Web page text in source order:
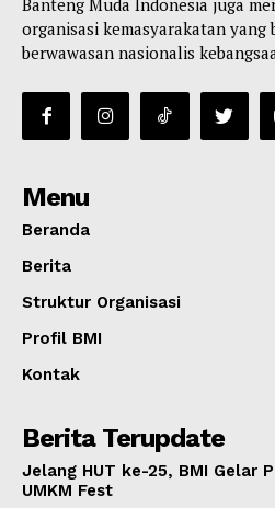
organisasi kemasyarakatan yang
berwawasan nasionalis
Menu
Beranda
Berita
Struktur Organisasi
Profil BMI
Kontak
Berita Terupdate
Jelang HUT ke-25, BMI Gelar
UMKM Fest